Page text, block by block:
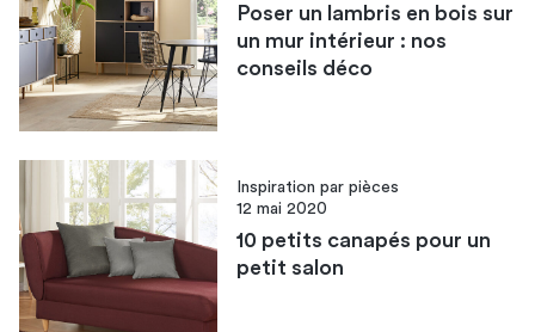
Poser un lambris en bois sur
un mur intérieur : nos
conseils déco
Inspiration par pièces
12 mai 2020
10 petits canapés pour un
petit salon